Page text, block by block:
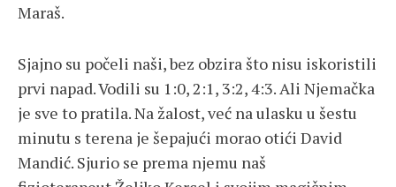
Maraš.
Sjajno su počeli naši, bez obzira što nisu iskoristili
prvi napad. Vodili su 1:0, 2:1, 3:2, 4:3. Ali Njemačka
je sve to pratila. Na žalost, već na ulasku u šestu
minutu s terena je šepajući morao otići David
Mandić. Sjurio se prema njemu naš